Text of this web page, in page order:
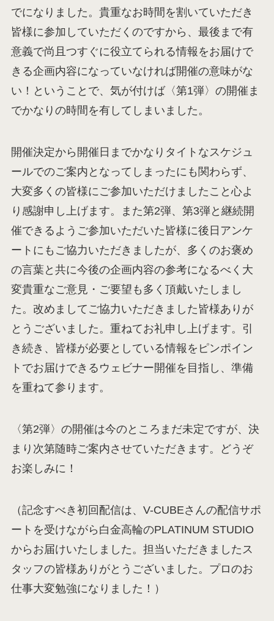
でになりました。貴重なお時間を割いていただき
皆様に参加していただくのですから、最後まで有
意義で尚且つすぐに役立てられる情報をお届けで
きる企画内容になっていなければ開催の意味がな
い！ということで、気が付けば〈第1弾〉の開催ま
でかなりの時間を有してしまいました。
開催決定から開催日までかなりタイトなスケジュ
ールでのご案内となってしまったにも関わらず、
大変多くの皆様にご参加いただけましたこと心よ
り感謝申し上げます。また第2弾、第3弾と継続開
催できるようご参加いただいた皆様に後日アンケ
ートにもご協力いただきましたが、多くのお褒め
の言葉と共に今後の企画内容の参考になるべく大
変貴重なご意見・ご要望も多く頂戴いたしまし
た。改めましてご協力いただきました皆様ありが
とうございました。重ねてお礼申し上げます。引
き続き、皆様が必要としている情報をピンポイン
トでお届けできるウェビナー開催を目指し、準備
を重ねて参ります。
〈第2弾〉の開催は今のところまだ未定ですが、決
まり次第随時ご案内させていただきます。どうぞ
お楽しみに！
（記念すべき初回配信は、V-CUBEさんの配信サポ
ートを受けながら白金高輪のPLATINUM STUDIO
からお届けいたしました。担当いただきましたス
タッフの皆様ありがとうございました。プロのお
仕事大変勉強になりました！）